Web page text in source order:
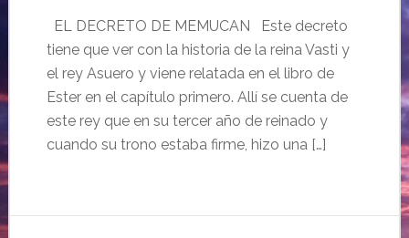
EL DECRETO DE MEMUCAN Este decreto
tiene que ver con la historia de la reina Vasti y
el rey Asuero y viene relatada en el libro de
Ester en el capítulo primero. Allí se cuenta de
este rey que en su tercer año de reinado y
cuando su trono estaba firme, hizo una […]